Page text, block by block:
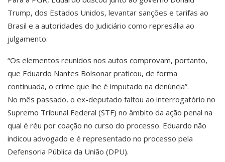
Trump, dos Estados Unidos, levantar sanções e tarifas ao
Brasil e a autoridades do Judiciário como represália ao
julgamento.
“Os elementos reunidos nos autos comprovam, portanto,
que Eduardo Nantes Bolsonar praticou, de forma
continuada, o crime que lhe é imputado na denúncia”.
No mês passado, o ex-deputado faltou ao interrogatório no
Supremo Tribunal Federal (STF) no âmbito da ação penal na
qual é réu por coação no curso do processo. Eduardo não
indicou advogado e é representado no processo pela
Defensoria Pública da União (DPU).